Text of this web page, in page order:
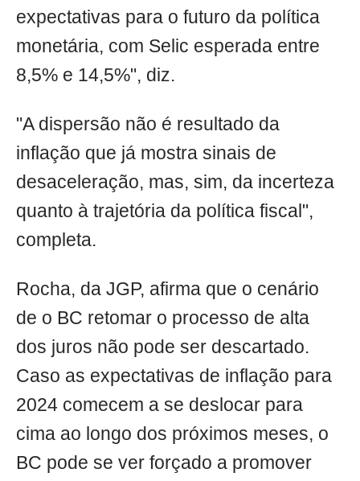
expectativas para o futuro da política
monetária, com Selic esperada entre
8,5% e 14,5%", diz.
"A dispersão não é resultado da
inflação que já mostra sinais de
desaceleração, mas, sim, da incerteza
quanto à trajetória da política fiscal",
completa.
Rocha, da JGP, afirma que o cenário
de o BC retomar o processo de alta
dos juros não pode ser descartado.
Caso as expectativas de inflação para
2024 comecem a se deslocar para
cima ao longo dos próximos meses, o
BC pode se ver forçado a promover